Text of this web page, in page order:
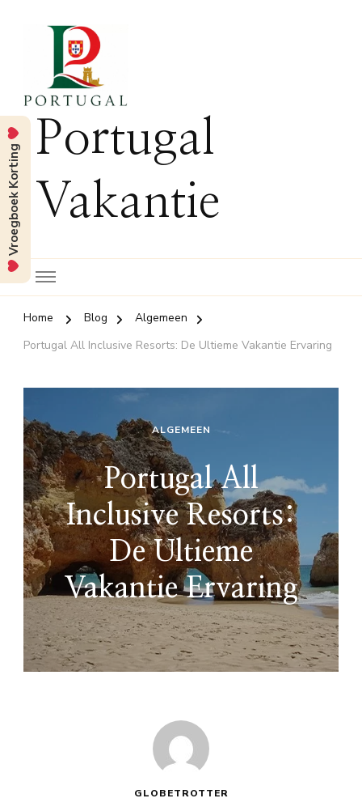
Portugal
Vakantie
Home Blog
Algemeen
Portugal All Inclusive Resorts: De Ultieme Vakantie Ervaring
ALGEMEEN
Portugal All
Inclusive Resorts:
De Ultieme
Vakantie Ervaring
GLOBETROTTER
Vroegboek Korting